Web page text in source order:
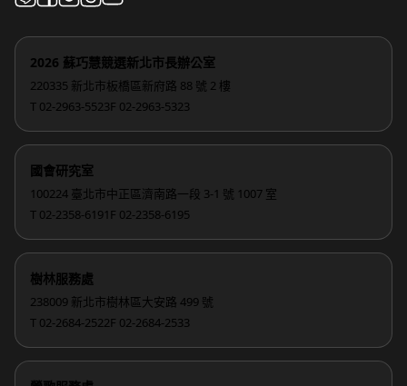
2026 蘇巧慧競選新北市長辦公室
220335 新北市板橋區新府路 88 號 2 樓
T 02-2963-5523F 02-2963-5323
國會研究室
100224 臺北市中正區濟南路一段 3-1 號 1007 室
T 02-2358-6191 F 02-2358-6195
樹林服務處
238009 新北市樹林區大安路 499 號
T 02-2684-2522F 02-2684-2533